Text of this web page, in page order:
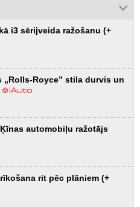
i3 sērijveida ražošanu (+
„Rolls-Royce” stila durvis un
automobiļu ražotājs
rit pēc plāniem (+